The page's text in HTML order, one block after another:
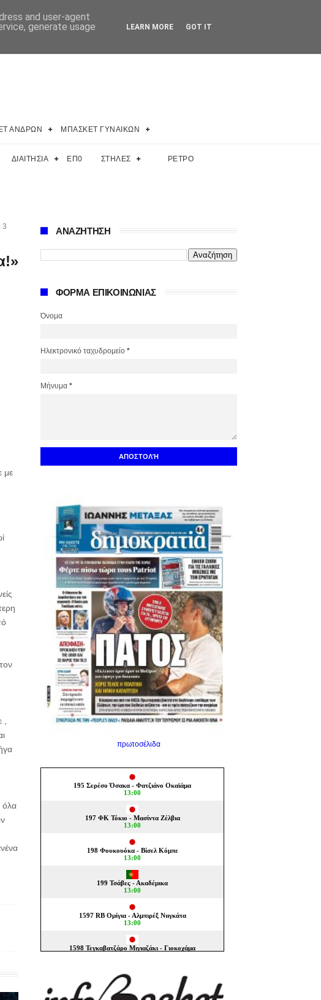
ΑΝΔΡΩΝ ΜΠΑΣΚΕΤ ΓΥΝΑΙΚΩΝ
ΔΙΑΙΤΗΣΙΑ ΕΠ0 ΣΤΗΛΕΣ ΡΕΤΡΟ
3
με
όλα
ΑΝΑΖΗΤΗΣΗ
ΦΟΡΜΑ ΕΠΙΚΟΙΝΩΝΙΑΣ
Όνομα
Ηλεκτρονικό ταχυδρομείο *
Μήνυμα *
πρωτοσέλιδα
and user-agent
generate usage
LEARN MORE GOT IT